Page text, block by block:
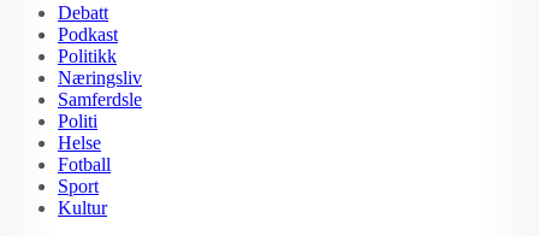
Debatt
Podkast
Politikk
Næringsliv
Samferdsle
Politi
Helse
Fotball
Sport
Kultur